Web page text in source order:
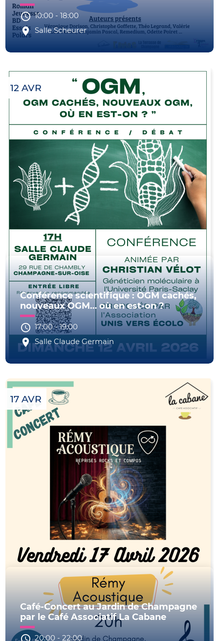
10:00 -18:00
Salle Scheurer
12 AVR
Conférence scientifique : OGM cachés,
nouveaux OGM… où en est-on ?
17:00-19:00
Salle Claude Germain
17 AVR
Café-Concert au Jardin de Champagne
par le Café Associatif La Cabane
20:00 -22:00